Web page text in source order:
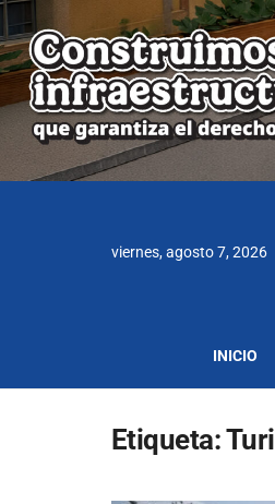
viernes, agosto 7, 2026
INICIO
Etiqueta: